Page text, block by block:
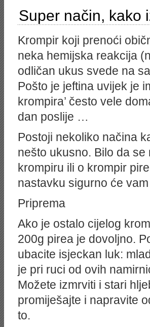
Super način, kako
Krompir koji prenoći
neka hemijska reakcija
odličan ukus svede na
Pošto je jeftina uvijek je
krompira’ često vele
dan poslije …
Postoji nekoliko načina
nešto ukusno. Bilo da
krompiru ili o krompir
nastavku sigurno će
Priprema
Ako je ostalo cijelog
200g pirea je dovoljno.
ubacite isjeckan luk:
je pri ruci od ovih
Možete izmrviti i stari
promiješajte i napravite
to.